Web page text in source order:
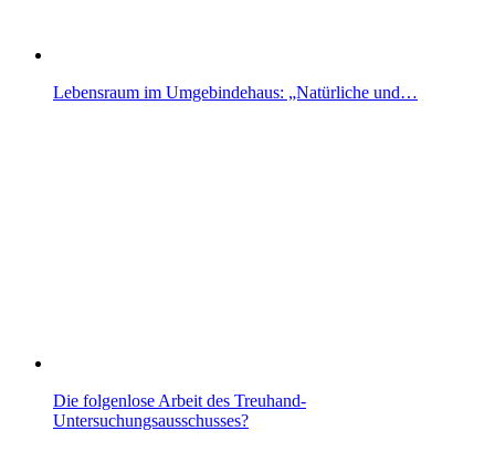
Lebensraum im Umgebindehaus: „Natürliche und…
Die folgenlose Arbeit des Treuhand-
Untersuchungsausschusses?